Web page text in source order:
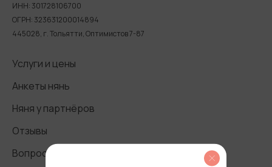
ИНН: 301728106700
ОГРН: 323631200014894
445028, г. Тольятти, Оптимистов 7-87
Услуги и цены
Анкеты нянь
Няня у партнёров
Отзывы
Вопросы и ответы